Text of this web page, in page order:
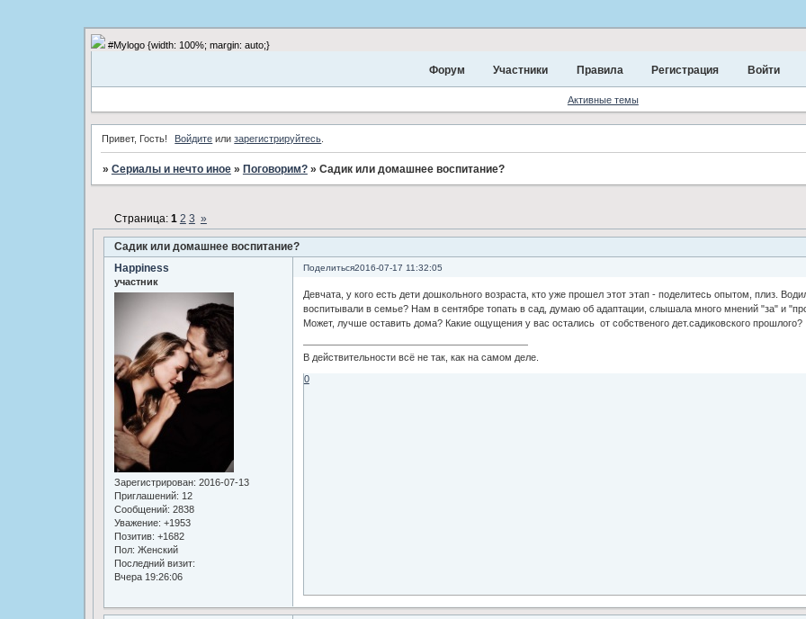
#Mylogo {width: 100%; margin: auto;}
Форум Участники Правила Регистрация Войти
Активные темы
Привет, Гость! Войдите илизарегистрируйтесь
» Сериалы и нечто иное » Поговорим? » Садик или домашнее воспитание?
Садик или домашнее воспитание?
Страница: 1 2 3 »
Поделиться2016-07-17 11:32:05
Happiness
участник
Зарегистрирован: 2016-07-13
Приглашений: 12
Сообщений: 2838
Уважение: +1953
Позитив: +1682
Пол: Женский
Последний визит:
Вчера 19:26:06
Девчата, у кого есть дети дошкольного возраста, кто уже прошел этот этап - поделитесь опытом, плиз.
воспитывали в семье? Нам в сентябре топать в сад, думаю об адаптации, слышала много мнений "за" и
Может, лучше оставить дома? Какие ощущения у вас остались от собственого дет.садиковского прошлого?
В действительности всё не так, как на самом деле.
0